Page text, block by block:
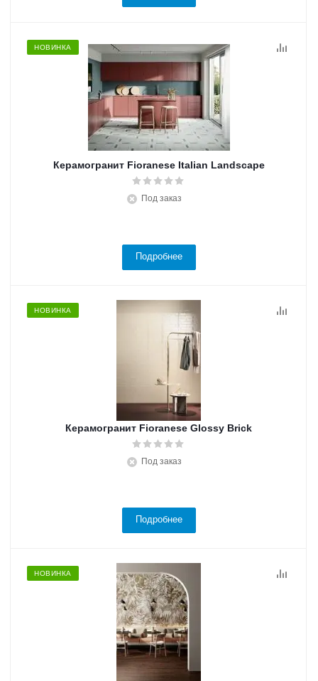
НОВИНКА
Керамогранит Fioranese Italian Landscape
Под заказ
Подробнее
НОВИНКА
Керамогранит Fioranese Glossy Brick
Под заказ
Подробнее
НОВИНКА